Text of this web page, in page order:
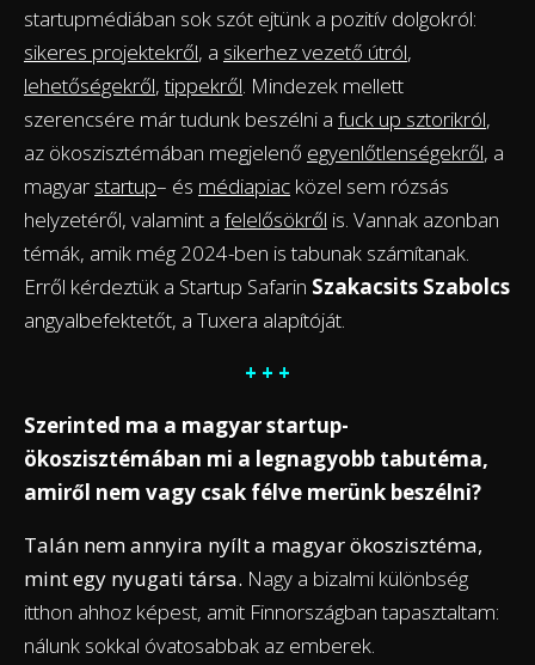
startupmédiában sok szót ejtünk a pozitív dolgokról:
sikeres projektekről, a sikerhez vezető útról,
lehetőségekről,tippekről. Mindezek mellett
szerencsére már tudunk beszélni a fuck up sztorikról,
az ökoszisztémában megjelenő egyenlőtlenségekről, a
magyar startup– és médiapiac közel sem rózsás
helyzetéről, valamint a felelősökről is. Vannak azonban
témák, amik még 2024-ben is tabunak számítanak.
Erről kérdeztük a Startup Safarin Szakacsits Szabolcs
angyalbefektetőt, a Tuxera alapítóját.
+ + +
Szerinted ma a magyar startup-
ökoszisztémában mi a legnagyobb tabutéma,
amiről nem vagy csak félve merünk beszélni?
Talán nem annyira nyílt a magyar ökoszisztéma,
mint egy nyugati társa. Nagy a bizalmi különbség
itthon ahhoz képest, amit Finnországban tapasztaltam:
nálunk sokkal óvatosabbak az emberek.